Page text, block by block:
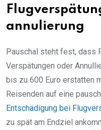
annulierung
Pauschal steht fest, dass
Verspätungen oder
bis zu 600 Euro erstatten
Reisenden auf eine
Entschädigung bei
zu spät am Endziel